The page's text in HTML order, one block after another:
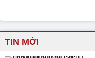
TIN MỚI